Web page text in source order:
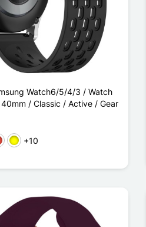
Watch6/5/4/3 / Watch
/ Classic / Active / Gear
Amarillo
+10